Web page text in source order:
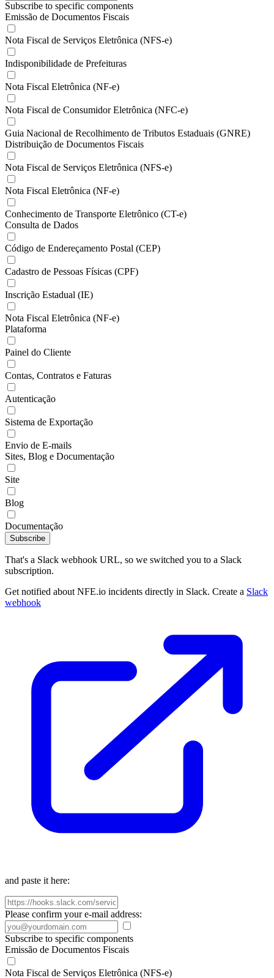
Subscribe to specific components
Emissão de Documentos Fiscais
Nota Fiscal de Serviços Eletrônica (NFS-e)
Indisponibilidade de Prefeituras
Nota Fiscal Eletrônica (NF-e)
Nota Fiscal de Consumidor Eletrônica (NFC-e)
Guia Nacional de Recolhimento de Tributos Estaduais (GNRE)
Distribuição de Documentos Fiscais
Nota Fiscal de Serviços Eletrônica (NFS-e)
Nota Fiscal Eletrônica (NF-e)
Conhecimento de Transporte Eletrônico (CT-e)
Consulta de Dados
Código de Endereçamento Postal (CEP)
Cadastro de Pessoas Físicas (CPF)
Inscrição Estadual (IE)
Nota Fiscal Eletrônica (NF-e)
Plataforma
Painel do Cliente
Contas, Contratos e Faturas
Autenticação
Sistema de Exportação
Envio de E-mails
Sites, Blog e Documentação
Site
Blog
Documentação
Subscribe
That's a Slack webhook URL, so we switched you to a Slack
subscription.
Get notified about NFE.io incidents directly in Slack. Create a Slack
webhook
and paste it here:
Please confirm your e-mail address:
Subscribe to specific components
Emissão de Documentos Fiscais
Nota Fiscal de Serviços Eletrônica (NFS-e)